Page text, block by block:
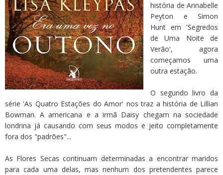
história de Annabelle
Peyton e Simon
Hunt em 'Segredos
de Uma Noite de
Verão', agora
começamos uma
outra estação.
O segundo livro da
série 'As Quatro Estações do Amor' nos traz a história de Lillian
Bowman. A americana e a irmã Daisy chegam na sociedade
londrina já causando com seus modos e jeito completamente
fora dos "padrões"...
As Flores Secas continuam determinadas a encontrar maridos
para cada uma delas, mas nenhum dos pretendentes parece